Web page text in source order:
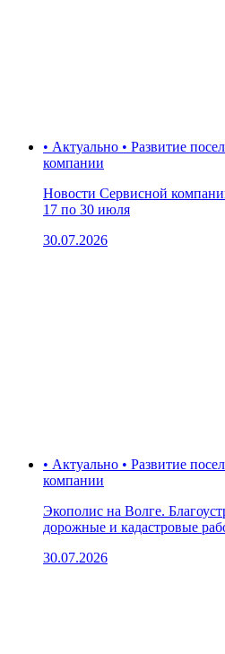
• Актуально • Развитие
компании
Новости Сервисной
17 по 30 июля
30.07.2026
• Актуально • Развитие
компании
Экополис на Волге.
дорожные и кадастровые
30.07.2026